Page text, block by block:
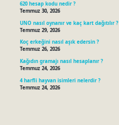
620 hesap kodu nedir ?
Temmuz 30, 2026
UNO nasıl oynanır ve kaç kart dağıtılır ?
Temmuz 29, 2026
Koç erkeğini nasıl aşık edersin ?
Temmuz 26, 2026
Kağıdın gramajı nasıl hesaplanır ?
Temmuz 24, 2026
4 harfli hayvan isimleri nelerdir ?
Temmuz 24, 2026